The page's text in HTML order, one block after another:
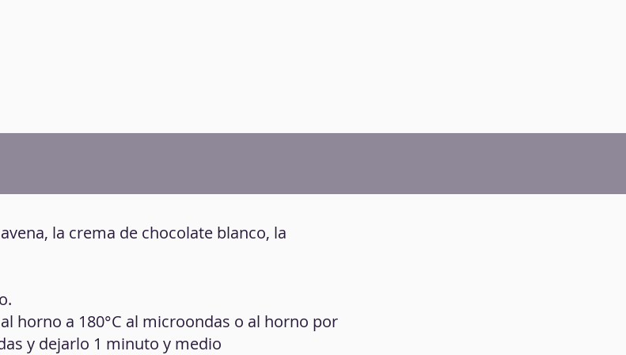
la crema de chocolate blanco, la
horno a 180°C al microondas o al horno por
y dejarlo 1 minuto y medio